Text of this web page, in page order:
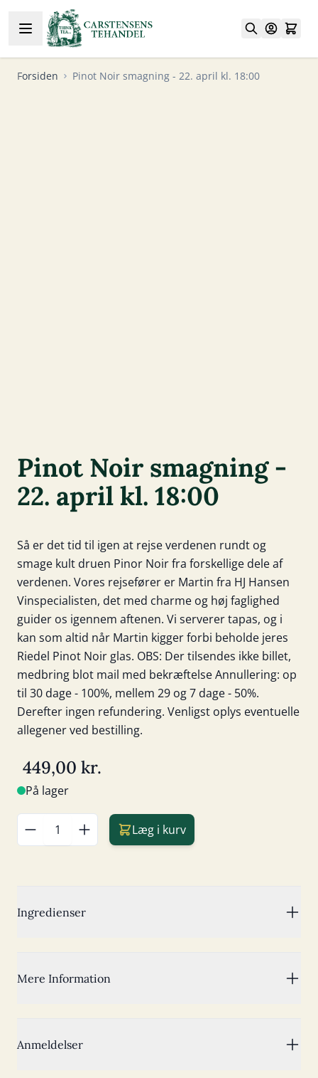
Skip to Content
Forsiden Pinot Noir smagning - 22. april kl. 18:00
Pinot Noir smagning -
22. april kl. 18:00
Så er det tid til igen at rejse verdenen rundt og
smage kult druen Pinor Noir fra forskellige dele af
verdenen. Vores rejsefører er Martin fra HJ Hansen
Vinspecialisten, det med charme og høj faglighed
guider os igennem aftenen. Vi serverer tapas, og i
kan som altid når Martin kigger forbi beholde jeres
Riedel Pinot Noir glas. OBS: Der tilsendes ikke billet,
medbring blot mail med bekræftelse Annullering: op
til 30 dage - 100%, mellem 29 og 7 dage - 50%.
Derefter ingen refundering. Venligst oplys eventuelle
allegener ved bestilling.
449,00 kr.
På lager
Læg i kurv
Ingredienser
Mere Information
Anmeldelser